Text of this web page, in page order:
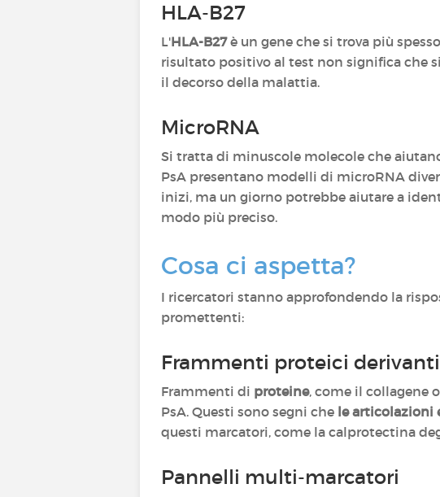
HLA-B27
L'HLA-B27è un gene che si trova più
risultato positivo al test non significa che
il decorso della malattia.
MicroRNA
Si tratta di minuscole molecole che
PsA presentano modelli di microRNA
inizi, ma un giorno potrebbe aiutare a
modo più preciso.
Cosa ci aspetta?
I ricercatori stanno approfondendo la
promettenti:
Frammenti proteici
Frammenti di proteine, come il collagene
PsA. Questi sono segni che le articolazioni
questi marcatori, come la calprotectina
Pannelli multi-marcatori